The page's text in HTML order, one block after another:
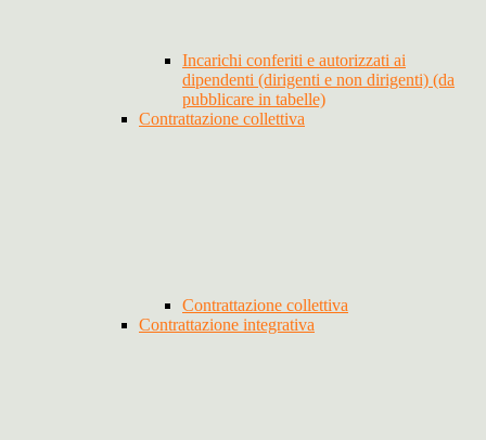
Incarichi conferiti e autorizzati ai
dipendenti (dirigenti e non dirigenti) (da
pubblicare in tabelle)
Contrattazione collettiva
Contrattazione collettiva
Contrattazione integrativa